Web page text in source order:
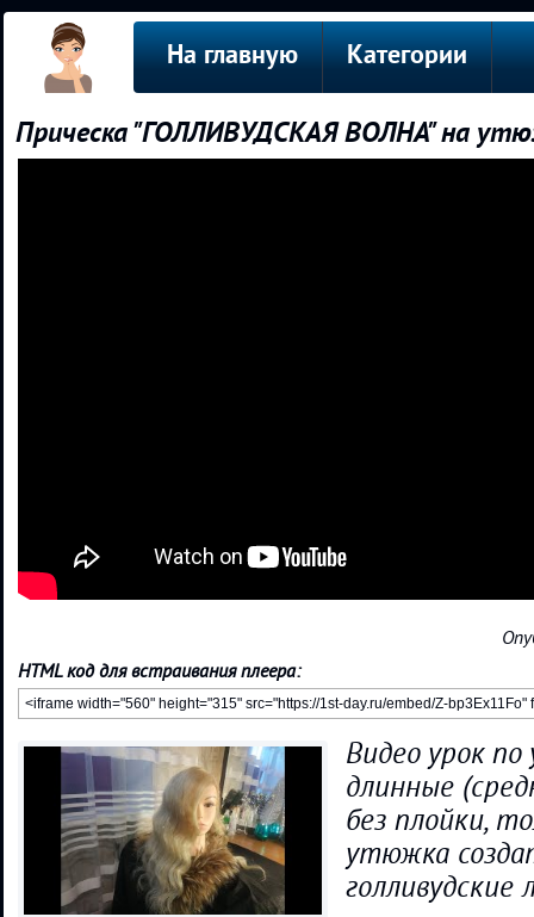
На главную Категории
Прическа "ГОЛЛИВУДСКАЯ ВОЛНА" на
HTML код для встраивания плеера:
Видео урок по
длинные
без плойки,
утюжка
голливудские